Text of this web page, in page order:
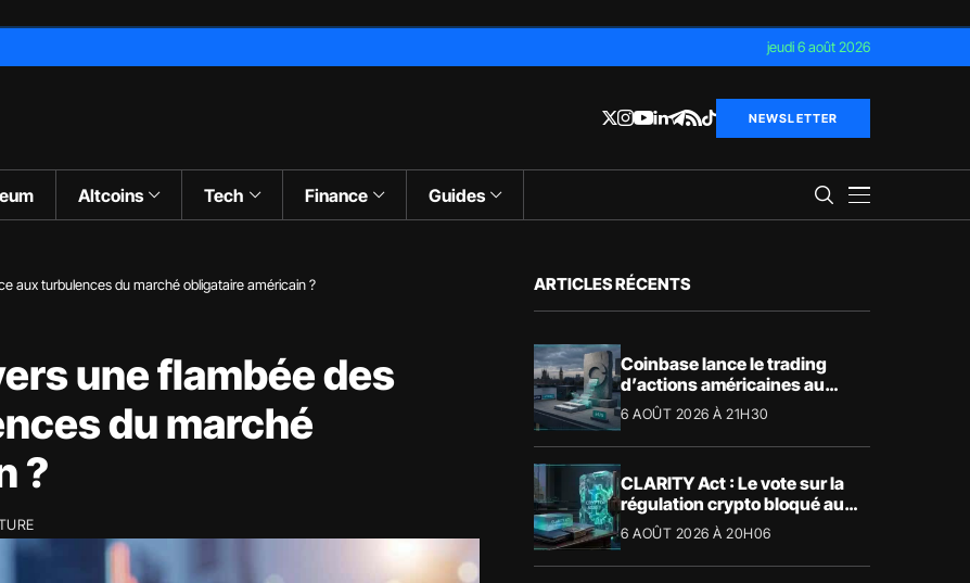
jeudi 6 août 2026
NEWSLETTER
Altcoins Tech Finance Guides
aux turbulences du marché obligataire américain ?
une flambée des
du marché
?
ARTICLES RÉCENTS
Coinbase lance le trading
d’actions américaines au
Royaume-Uni
6 AOÛT 2026 À 21H30
CLARITY Act : Le vote sur la
régulation crypto bloqué au
Sénat américain
6 AOÛT 2026 À 20H06